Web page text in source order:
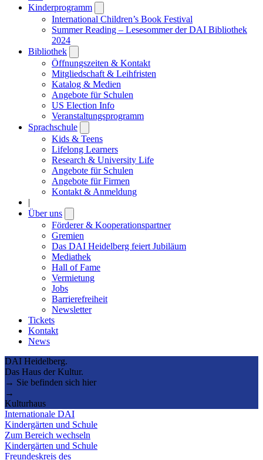
Kinderprogramm
submenu
International Children’s Book Festival
Summer Reading – Lesesommer der DAI Bibliothek
2024
Bibliothek
submenu
Öffnungszeiten & Kontakt
Mitgliedschaft & Leihfristen
Katalog & Medien
Angebote für Schulen
US Election Info
Veranstaltungsprogramm
Sprachschule
submenu
Kids & Teens
Lifelong Learners
Research & University Life
Angebote für Schulen
Angebote für Firmen
Kontakt & Anmeldung
|
Über uns
submenu
Förderer & Kooperationspartner
Gremien
Das DAI Heidelberg feiert Jubiläum
Mediathek
Hall of Fame
Vermietung
Jobs
Barrierefreiheit
Newsletter
Tickets
Kontakt
News
DAI Heidelberg.
Das Haus der Kultur.
→ Sie befinden sich hier
→
Kulturhaus
Internationale DAI
Kindergärten und Schule
Zum Bereich wechseln
Kindergärten und Schule
Freundeskreis des